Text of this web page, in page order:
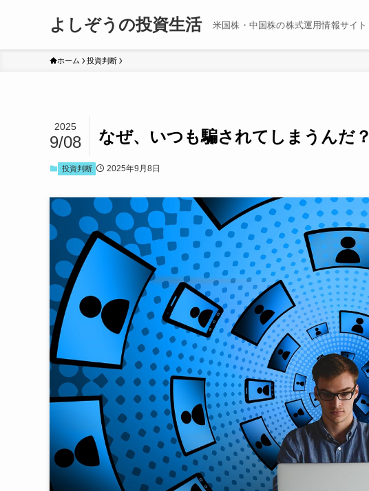
よしぞうの投資生活 米国株・中国株の株式運用情報サイト
ホーム 投資判断
なぜ、いつも騙されてしまうんだ？
2025
9/08
投資判断 2025年9月8日